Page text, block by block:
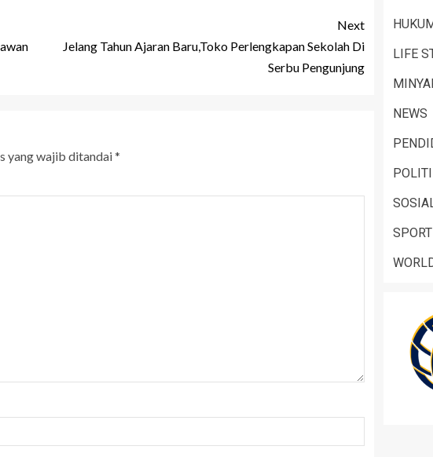
Next
Jelang Tahun Ajaran Baru,Toko Perlengkapan Sekolah Di
Serbu Pengunjung
yang wajib ditandai*
LIFE
NEWS
SPORT